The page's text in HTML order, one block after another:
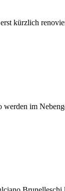
kürzlich
im